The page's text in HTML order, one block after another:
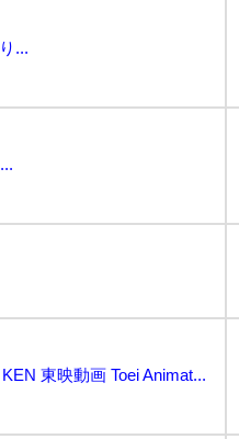
...
東映動画 Toei Animat...